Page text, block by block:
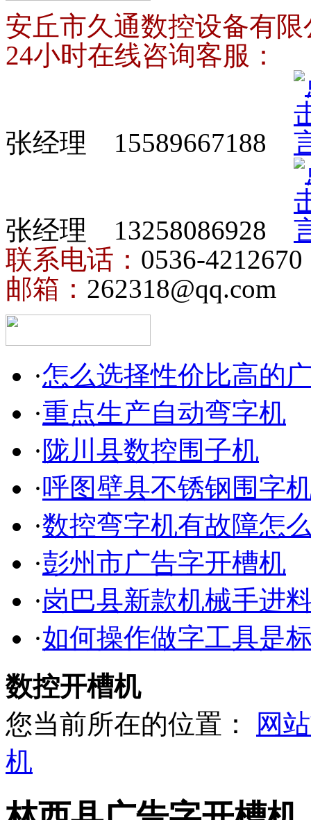
安丘市久通数控设备有限
24小时在线咨询客服：
张经理 15589667188
张经理 13258086928
联系电话： 0536-4212670
邮箱： 262318@qq.com
·怎么选择性价比高的
·重点生产自动弯字机
· 陇川县数控围子机
·呼图壁县不锈钢围字
·数控弯字机有故障怎
·彭州市广告字开槽机
·岗巴县新款机械手进
·如何操作做字工具是
数控开槽机
您当前所在的位置：
网
机